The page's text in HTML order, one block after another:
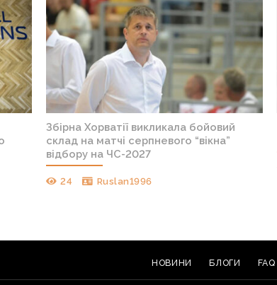
Збірна Хорватії викликала бойовий
склад на матчі серпневого “вікна”
відбору на ЧС-2027
24 Ruslan1996
НОВИНИ БЛОГИ FAQ